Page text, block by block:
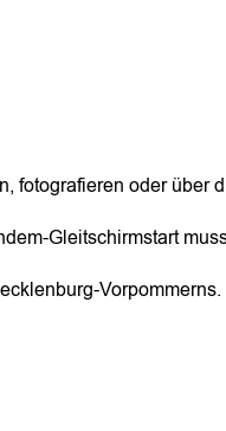
fotografieren oder über
Gleitschirmstart
Vorpommerns.